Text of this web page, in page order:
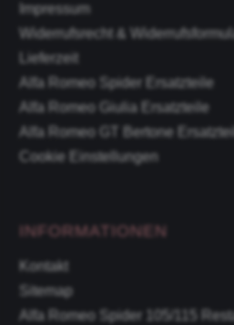
Impressum
Widerrufsrecht &
Lieferzeit
Alfa Romeo Spider Ersatzteile
Alfa Romeo Giulia Ersatzteile
Alfa Romeo GT Bertone
Cookie Einstellungen
INFORMATIONEN
Kontakt
Sitemap
Alfa Romeo Spider 105/115